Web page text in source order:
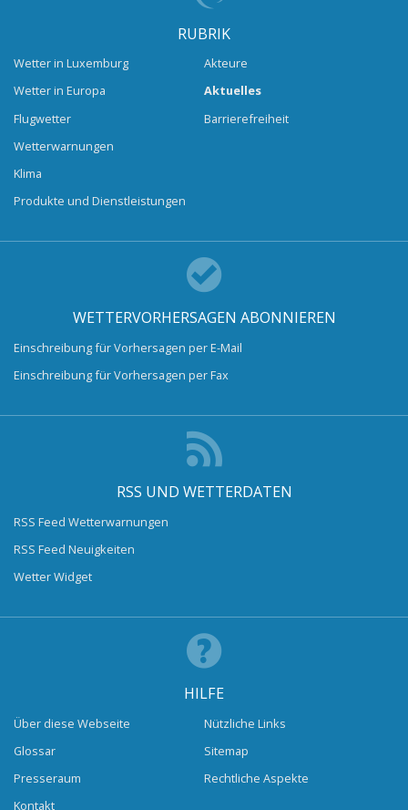
RUBRIK
Wetter in Luxemburg
Wetter in Europa
Flugwetter
Wetterwarnungen
Klima
Produkte und Dienstleistungen
Akteure
Aktuelles
Barrierefreiheit
WETTERVORHERSAGEN ABONNIEREN
Einschreibung für Vorhersagen per E-Mail
Einschreibung für Vorhersagen per Fax
RSS UND WETTERDATEN
RSS Feed Wetterwarnungen
RSS Feed Neuigkeiten
Wetter Widget
HILFE
Über diese Webseite
Glossar
Presseraum
Kontakt
Nützliche Links
Sitemap
Rechtliche Aspekte